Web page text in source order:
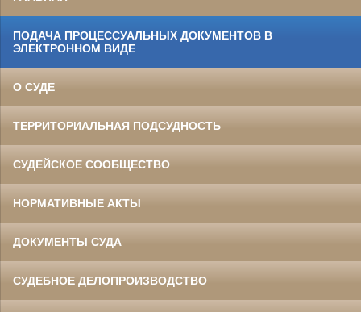
ПОДАЧА ПРОЦЕССУАЛЬНЫХ ДОКУМЕНТОВ В
ЭЛЕКТРОННОМ ВИДЕ
О СУДЕ
ТЕРРИТОРИАЛЬНАЯ ПОДСУДНОСТЬ
СУДЕЙСКОЕ СООБЩЕСТВО
НОРМАТИВНЫЕ АКТЫ
ДОКУМЕНТЫ СУДА
СУДЕБНОЕ ДЕЛОПРОИЗВОДСТВО